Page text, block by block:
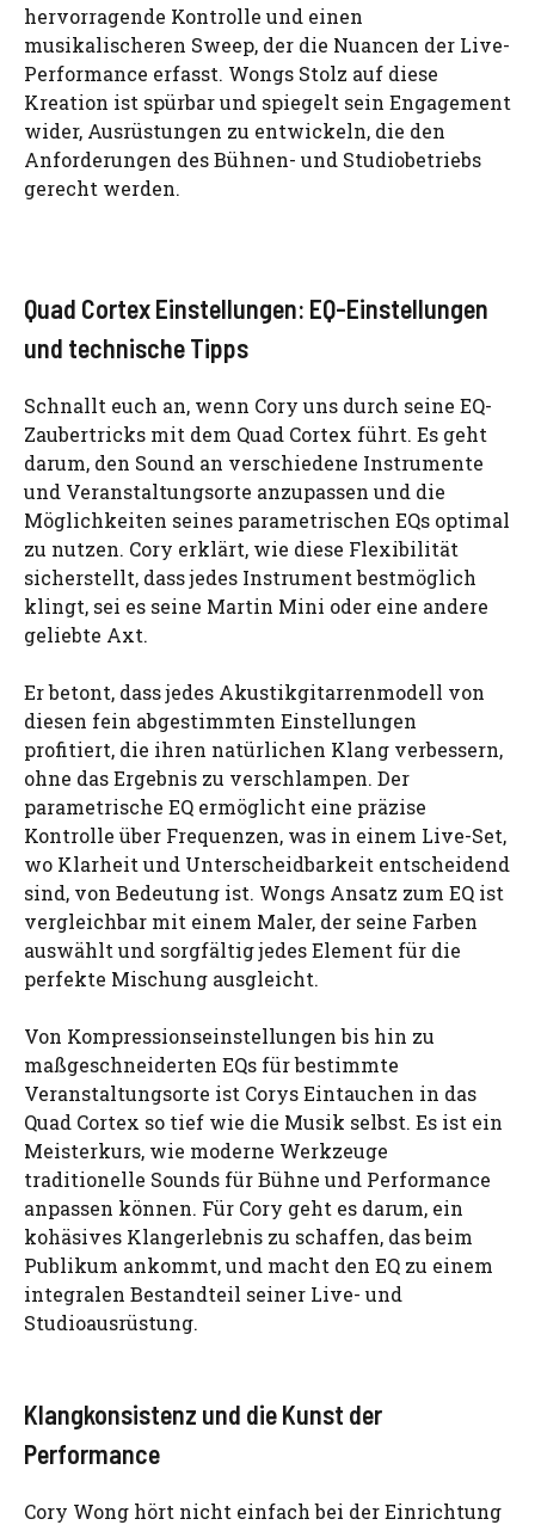
hervorragende Kontrolle und einen
musikalischeren Sweep, der die Nuancen der Live-
Performance erfasst. Wongs Stolz auf diese
Kreation ist spürbar und spiegelt sein Engagement
wider, Ausrüstungen zu entwickeln, die den
Anforderungen des Bühnen- und Studiobetriebs
gerecht werden.
Quad Cortex Einstellungen: EQ-Einstellungen
und technische Tipps
Schnallt euch an, wenn Cory uns durch seine EQ-
Zaubertricks mit dem Quad Cortex führt. Es geht
darum, den Sound an verschiedene Instrumente
und Veranstaltungsorte anzupassen und die
Möglichkeiten seines parametrischen EQs optimal
zu nutzen. Cory erklärt, wie diese Flexibilität
sicherstellt, dass jedes Instrument bestmöglich
klingt, sei es seine Martin Mini oder eine andere
geliebte Axt.
Er betont, dass jedes Akustikgitarrenmodell von
diesen fein abgestimmten Einstellungen
profitiert, die ihren natürlichen Klang verbessern,
ohne das Ergebnis zu verschlampen. Der
parametrische EQ ermöglicht eine präzise
Kontrolle über Frequenzen, was in einem Live-Set,
wo Klarheit und Unterscheidbarkeit entscheidend
sind, von Bedeutung ist. Wongs Ansatz zum EQ ist
vergleichbar mit einem Maler, der seine Farben
auswählt und sorgfältig jedes Element für die
perfekte Mischung ausgleicht.
Von Kompressionseinstellungen bis hin zu
maßgeschneiderten EQs für bestimmte
Veranstaltungsorte ist Corys Eintauchen in das
Quad Cortex so tief wie die Musik selbst. Es ist ein
Meisterkurs, wie moderne Werkzeuge
traditionelle Sounds für Bühne und Performance
anpassen können. Für Cory geht es darum, ein
kohäsives Klangerlebnis zu schaffen, das beim
Publikum ankommt, und macht den EQ zu einem
integralen Bestandteil seiner Live- und
Studioausrüstung.
Klangkonsistenz und die Kunst der
Performance
Cory Wong hört nicht einfach bei der Einrichtung